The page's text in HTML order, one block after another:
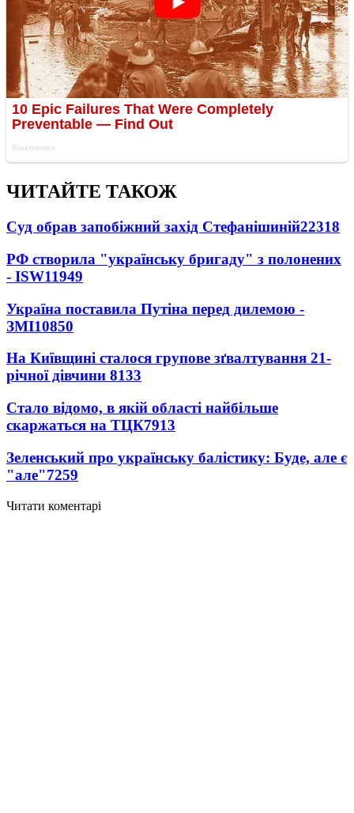
ЧИТАЙТЕ ТАКОЖ
Суд обрав запобіжний захід Стефанішиній22318
РФ створила "українську бригаду" з полонених
- ISW11949
Україна поставила Путіна перед дилемою -
ЗМІ10850
На Київщині сталося групове зґвалтування 21-
річної дівчини 8133
Стало відомо, в якій області найбільше
скаржаться на ТЦК7913
Зеленський про українську балістику: Буде, але є
"але"7259
Читати коментарі